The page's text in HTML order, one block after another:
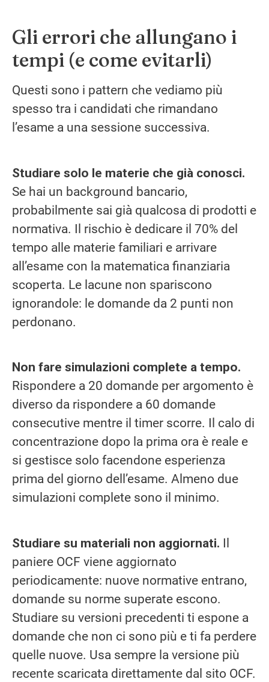
Gli errori che allungano i
tempi (e come evitarli)
Questi sono i pattern che vediamo più
spesso tra i candidati che rimandano
l’esame a una sessione successiva.
Studiare solo le materie che già conosci.
Se hai un background bancario,
probabilmente sai già qualcosa di prodotti e
normativa. Il rischio è dedicare il 70% del
tempo alle materie familiari e arrivare
all’esame con la matematica finanziaria
scoperta. Le lacune non spariscono
ignorandole: le domande da 2 punti non
perdonano.
Non fare simulazioni complete a tempo.
Rispondere a 20 domande per argomento è
diverso da rispondere a 60 domande
consecutive mentre il timer scorre. Il calo di
concentrazione dopo la prima ora è reale e
si gestisce solo facendone esperienza
prima del giorno dell’esame. Almeno due
simulazioni complete sono il minimo.
Studiare su materiali non aggiornati. Il
paniere OCF viene aggiornato
periodicamente: nuove normative entrano,
domande su norme superate escono.
Studiare su versioni precedenti ti espone a
domande che non ci sono più e ti fa perdere
quelle nuove. Usa sempre la versione più
recente scaricata direttamente dal sito OCF.